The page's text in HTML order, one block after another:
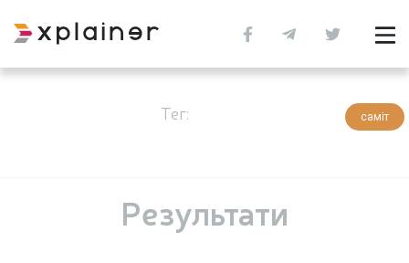
Тег: саміт
Результати